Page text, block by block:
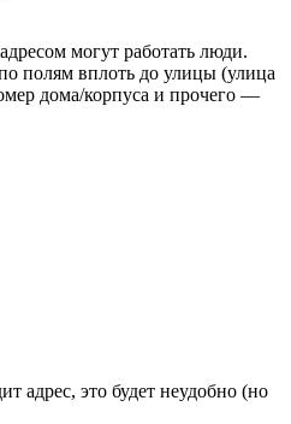
могут работать люди.
полям вплоть до улицы (улица
дома/корпуса и прочего —
адрес, это будет неудобно (но